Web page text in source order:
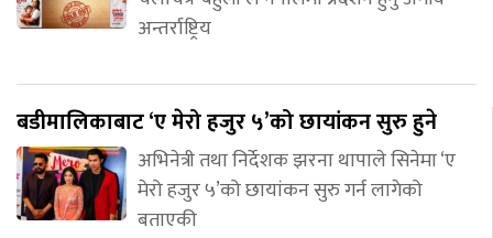
अन्तर्राष्ट्रिय
बडीमालिकाबाट ‘ए मेरो हजुर ५’को छायांकन सुरु हुने
अभिनेत्री तथा निर्देशक झरना थापाले सिनेमा ‘ए
मेरो हजुर ५’को छायांकन सुरु गर्न लागेको
बताएकी